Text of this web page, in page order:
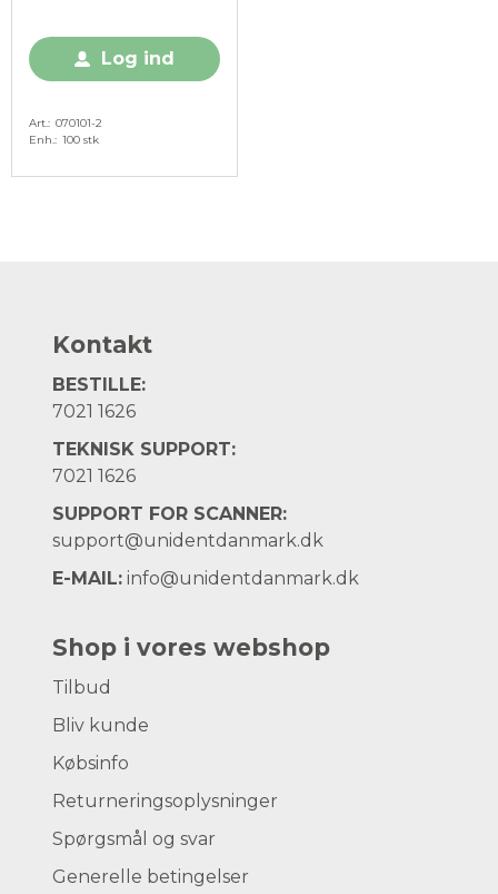
Log ind
Art.
070101-2
Enh.
100 stk
Kontakt
BESTILLE:
7021 1626
TEKNISK SUPPORT:
7021 1626
SUPPORT FOR SCANNER:
support@unidentdanmark.dk
E-MAIL: info@unidentdanmark.dk
Shop i vores webshop
Tilbud
Bliv kunde
Købsinfo
Returneringsoplysninger
Spørgsmål og svar
Generelle betingelser